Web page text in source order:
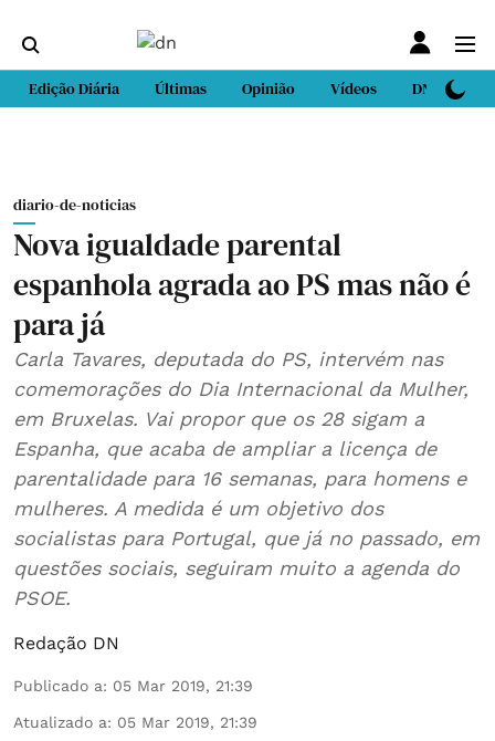
Edição Diária Últimas Opinião Vídeos DN Sport
diario-de-noticias
Nova igualdade parental
espanhola agrada ao PS mas não é
para já
Carla Tavares, deputada do PS, intervém nas
comemorações do Dia Internacional da Mulher,
em Bruxelas. Vai propor que os 28 sigam a
Espanha, que acaba de ampliar a licença de
parentalidade para 16 semanas, para homens e
mulheres. A medida é um objetivo dos
socialistas para Portugal, que já no passado, em
questões sociais, seguiram muito a agenda do
PSOE.
Redação DN
Publicado a: 05 Mar 2019, 21:39
Atualizado a: 05 Mar 2019, 21:39